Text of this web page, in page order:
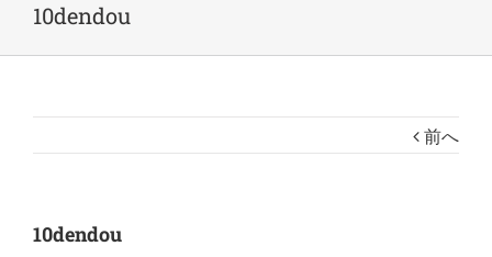
10dendou
前へ
10dendou